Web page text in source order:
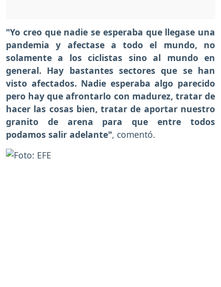
"Yo creo que nadie se esperaba que llegase una
pandemia y afectase a todo el mundo, no
solamente a los ciclistas sino al mundo en
general. Hay bastantes sectores que se han
visto afectados. Nadie esperaba algo parecido
pero hay que afrontarlo con madurez, tratar de
hacer las cosas bien, tratar de aportar nuestro
granito de arena para que entre todos
podamos salir adelante", comentó.